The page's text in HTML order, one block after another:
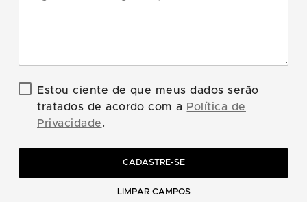
Estou ciente de que meus dados serão
tratados de acordo com a Política de
Privacidade.
CADASTRE-SE
LIMPAR CAMPOS